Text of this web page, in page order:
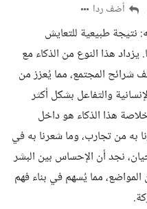
أضف ردا
نتيجة طبيعية للتعايش
هذا النوع من الذكاء مع
شرائح المجتمع، مما يُعزز من
والتفاعل بشكل أكثر
هذا الذكاء هو داخل
به من تجارب، وما شعرنا به في
نجد أن الإحساس بين البشر
مما يُسهم في بناء فهم